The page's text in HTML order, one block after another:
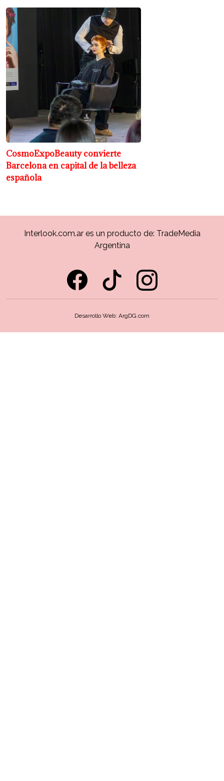
CosmoExpoBeauty convierte
Barcelona en capital de la belleza
española
Interlook.com.ar es un producto de: TradeMedia
Argentina
Desarrollo Web: ArgDG.com